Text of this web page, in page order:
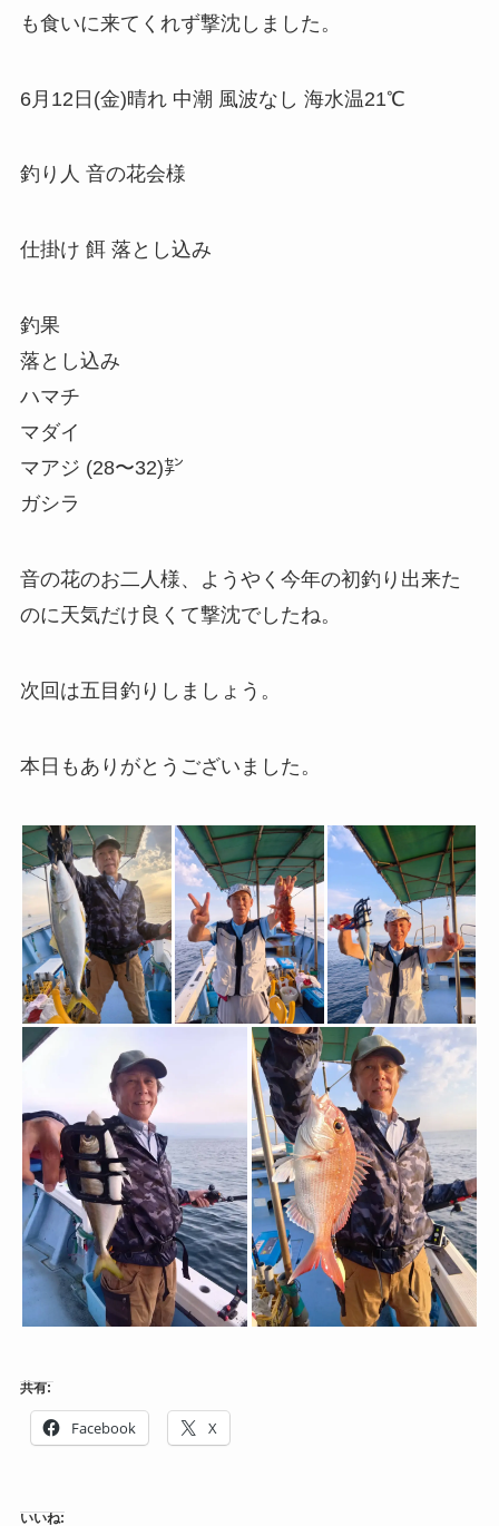
も食いに来てくれず撃沈しました。
6月12日(金)晴れ 中潮 風波なし 海水温21℃
釣り人 音の花会様
仕掛け 餌 落とし込み
釣果
落とし込み
ハマチ
マダイ
マアジ (28〜32)㌢
ガシラ
音の花のお二人様、ようやく今年の初釣り出来た
のに天気だけ良くて撃沈でしたね。
次回は五目釣りしましょう。
本日もありがとうございました。
共有:
Facebook X
いいね: